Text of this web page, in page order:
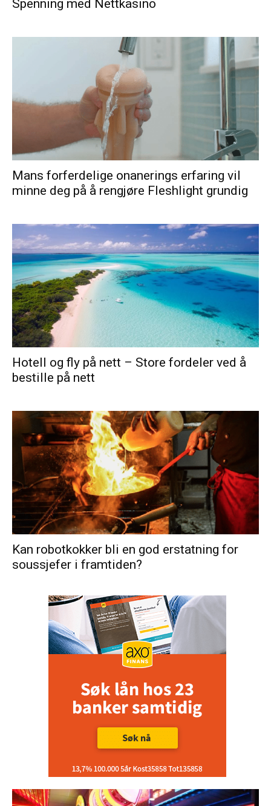
Spenning med Nettkasino
Mans forferdelige onanerings erfaring vil
minne deg på å rengjøre Fleshlight grundig
Hotell og fly på nett – Store fordeler ved å
bestille på nett
Kan robotkokker bli en god erstatning for
soussjefer i framtiden?